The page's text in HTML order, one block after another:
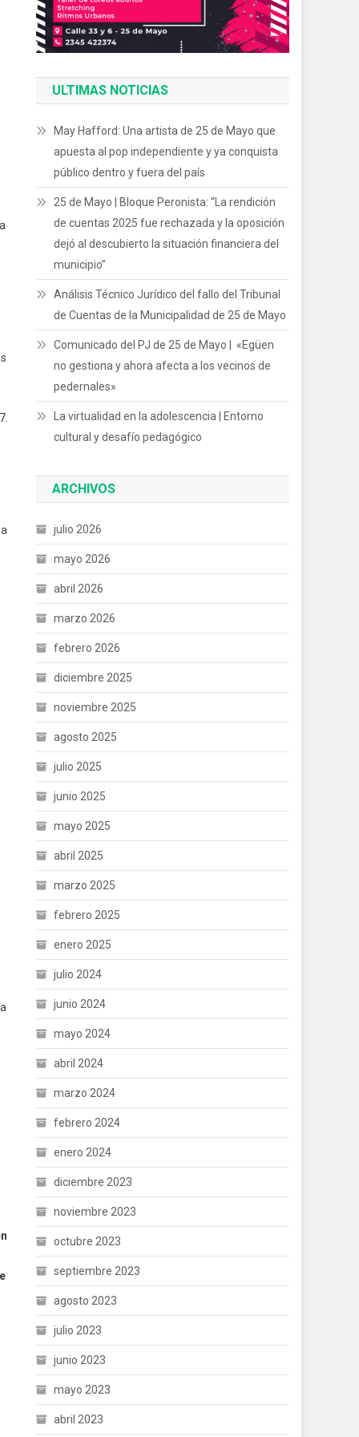
ULTIMAS NOTICIAS
May Hafford: Una artista de 25 de Mayo que
apuesta al pop independiente y ya conquista
público dentro y fuera del país
25 de Mayo | Bloque Peronista: “La rendición
de cuentas 2025 fue rechazada y la oposición
dejó al descubierto la situación financiera del
municipio”
Análisis Técnico Jurídico del fallo del Tribunal
de Cuentas de la Municipalidad de 25 de Mayo
Comunicado del PJ de 25 de Mayo | «Egüen
no gestiona y ahora afecta a los vecinos de
pedernales»
La virtualidad en la adolescencia | Entorno
cultural y desafío pedagógico
ARCHIVOS
julio 2026
mayo 2026
abril 2026
marzo 2026
febrero 2026
diciembre 2025
noviembre 2025
agosto 2025
julio 2025
junio 2025
mayo 2025
abril 2025
marzo 2025
febrero 2025
enero 2025
julio 2024
junio 2024
mayo 2024
abril 2024
marzo 2024
febrero 2024
enero 2024
diciembre 2023
noviembre 2023
octubre 2023
septiembre 2023
agosto 2023
julio 2023
junio 2023
mayo 2023
abril 2023